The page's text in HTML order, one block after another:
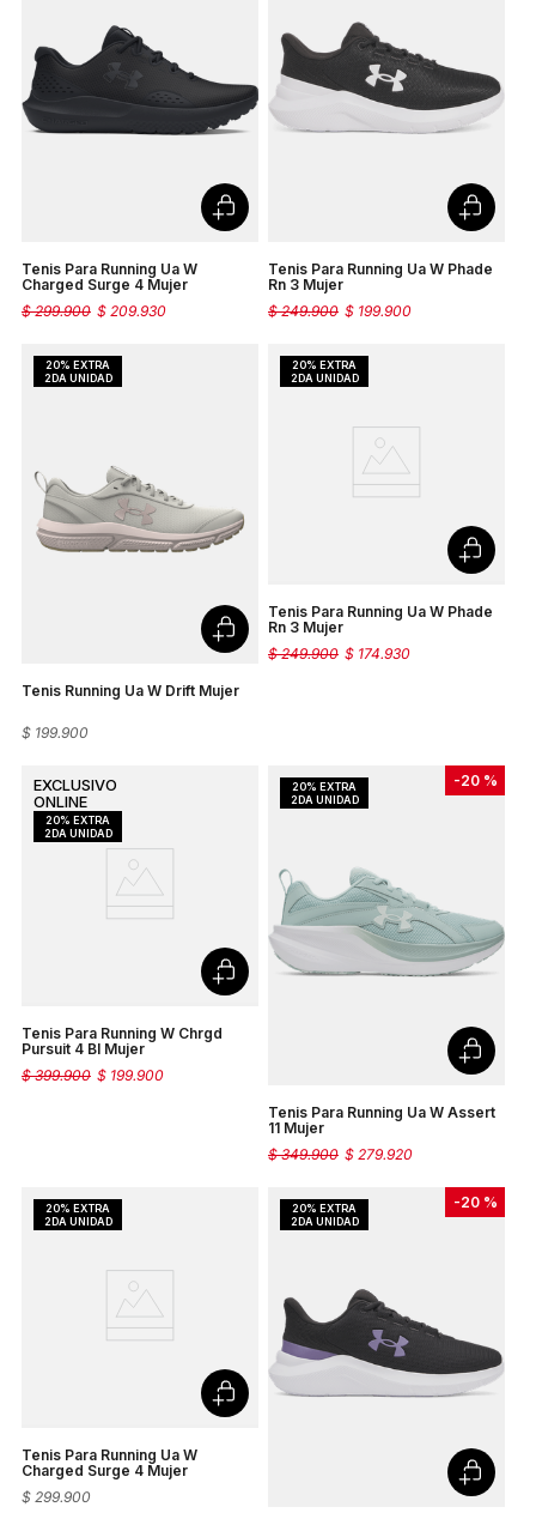
Tenis Para Running Ua W
Charged Surge 4 Mujer
$ 209.930
$ 299.900
Tenis Para Running Ua W Phade
Rn 3 Mujer
$ 199.900
$ 249.900
Tenis Running Ua W Drift Mujer
$ 199.900
Tenis Para Running Ua W Phade
Rn 3 Mujer
$ 174.930
$ 249.900
Tenis Para Running W Chrgd
Pursuit 4 Bl Mujer
$ 199.900
$ 399.900
-20 %
Tenis Para Running Ua W Assert
11 Mujer
$ 279.920
$ 349.900
Tenis Para Running Ua W
Charged Surge 4 Mujer
$ 299.900
-20 %